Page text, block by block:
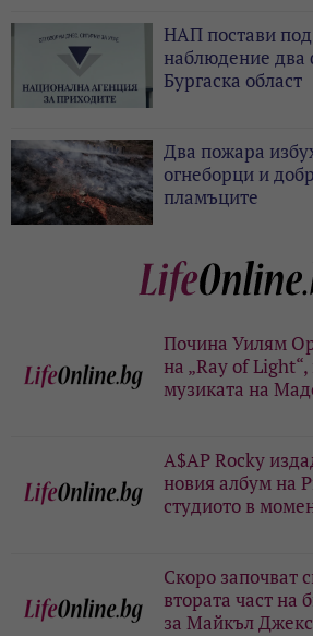
НАП постави
наблюдение два
Бургаска област
Два пожара
огнеборци и
пламъците
Почина Уилям
на „Ray of
музиката на
A$AP Rocky
новия албум на
студиото в
Скоро започват
втората част
за Майкъл